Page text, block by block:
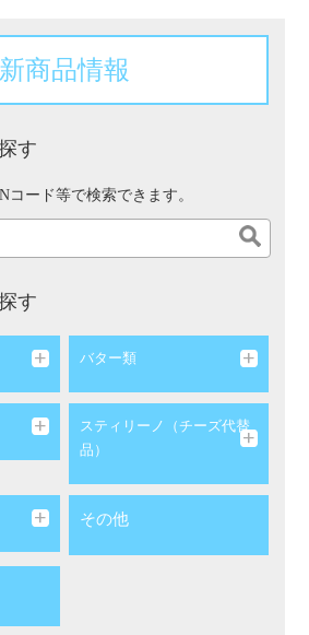
新商品情報
す
コード等で検索できます。
す
バター類
スティリーノ（チーズ代替
品）
その他